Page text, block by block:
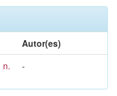
Autor(es)
n.
-